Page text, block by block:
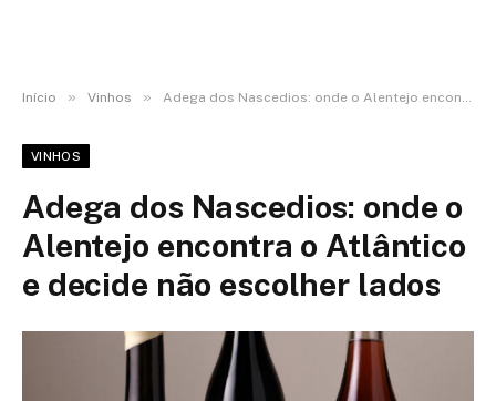
Início » Vinhos » Adega dos Nascedios: onde o Alentejo encontra o Atlântico e decide não escolher lados
VINHOS
Adega dos Nascedios: onde o
Alentejo encontra o Atlântico
e decide não escolher lados